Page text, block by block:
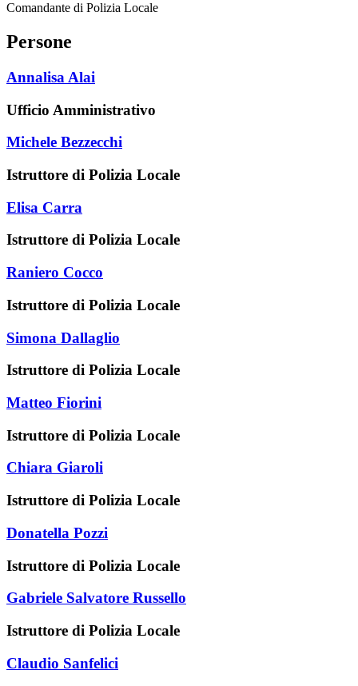
Comandante di Polizia Locale
Persone
Annalisa Alai
Ufficio Amministrativo
Michele Bezzecchi
Istruttore di Polizia Locale
Elisa Carra
Istruttore di Polizia Locale
Raniero Cocco
Istruttore di Polizia Locale
Simona Dallaglio
Istruttore di Polizia Locale
Matteo Fiorini
Istruttore di Polizia Locale
Chiara Giaroli
Istruttore di Polizia Locale
Donatella Pozzi
Istruttore di Polizia Locale
Gabriele Salvatore Russello
Istruttore di Polizia Locale
Claudio Sanfelici